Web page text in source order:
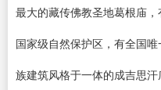
最大的藏传佛教圣地葛根庙
国家级自然保护区，有全国
族建筑风格于一体的成吉思